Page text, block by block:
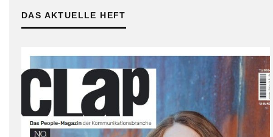
DAS AKTUELLE HEFT